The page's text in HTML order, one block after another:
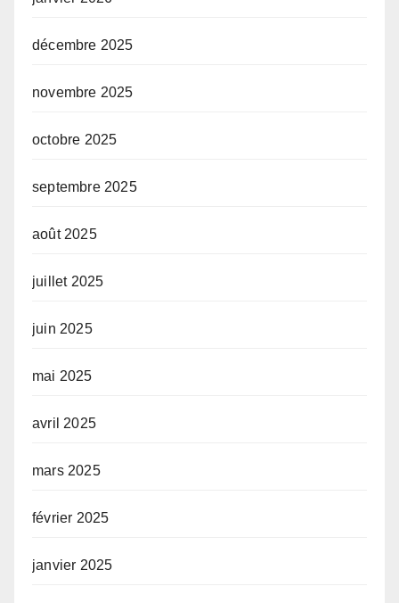
décembre 2025
novembre 2025
octobre 2025
septembre 2025
août 2025
juillet 2025
juin 2025
mai 2025
avril 2025
mars 2025
février 2025
janvier 2025